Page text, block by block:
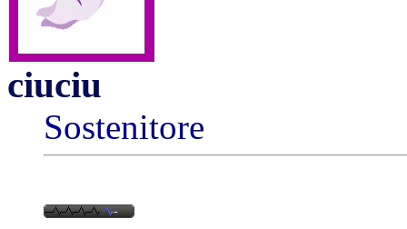
ciuciu
Sostenitore